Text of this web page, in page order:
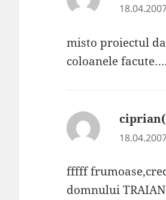
misto proiectul
coloanele
fffff
domnului